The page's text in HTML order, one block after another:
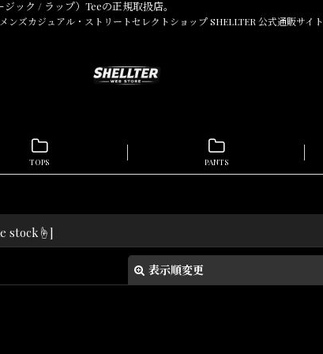
ック / ラップ）Teeの正規取扱店。
ンズカジュアル・ストリートセレクトショップ SHELLTER 公式通販サイト
TOPS PANTS
stock☝]
表示順変更